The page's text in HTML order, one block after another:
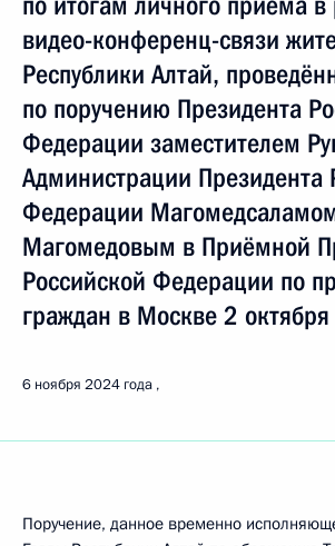
видео-конференц-связи
Республики Алтай,
по поручению Президента
Федерации заместителем
Администрации Президента
Федерации
Магомедовым в Приёмной
Российской Федерации по
граждан в Москве 2
6 ноября 2024 года
Поручение, данное временно